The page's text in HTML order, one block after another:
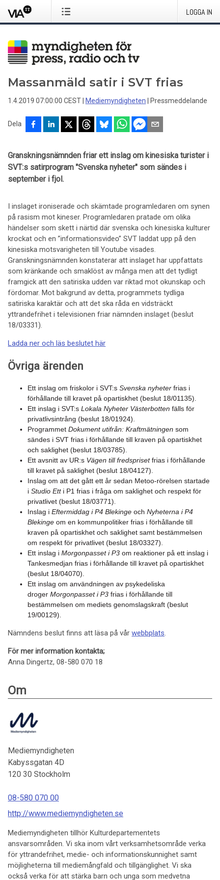
LOGGA IN
Massanmäld satir i SVT frias
1.4.2019 07:00:00 CEST Mediemyndigheten Pressmeddelande
Dela
Granskningsnämnden friar ett inslag om kinesiska turister i
SVT:s satirprogram "Svenska nyheter" som sändes i
september i fjol.
I inslaget ironiserade och skämtade programledaren om synen
på rasism mot kineser. Programledaren pratade om olika
händelser som skett i närtid där svenska och kinesiska kulturer
krockat och en ”informationsvideo” SVT laddat upp på den
kinesiska motsvarigheten till Youtube visades.
Granskningsnämnden konstaterar att inslaget har uppfattats
som kränkande och smaklöst av många men att det tydligt
framgick att den satiriska udden var riktad mot okunskap och
fördomar. Mot bakgrund av detta, programmets tydliga
satiriska karaktär och att det ska råda en vidsträckt
yttrandefrihet i televisionen friar nämnden inslaget (beslut
18/03331).
Ladda ner och läs beslutet här
Övriga ärenden
Ett inslag om friskolor i SVT:s Svenska nyheter frias i
förhållande till kravet på opartiskhet (beslut 18/01135).
Ett inslag i SVT:s Lokala Nyheter Västerbotten fälls för
privatlivsintrång (beslut 18/01924).
Programmet Dokument utifrån: Kraftmätningen som
sändes i SVT frias i förhållande till kraven på opartiskhet
och saklighet (beslut 18/03785).
Ett avsnitt av UR:s Vägen till fredsprisetfrias i förhållande
till kravet på saklighet (beslut 18/04127).
Inslag om att det gått ett år sedan Metoo-rörelsen startade
i Studio Etti P1 frias i fråga om saklighet och respekt för
privatlivet (beslut 18/03771).
Inslag i Eftermiddag i P4 Blekinge och Nyheterna i P4
Blekinge om en kommunpolitiker frias i förhållande till
kraven på opartiskhet och saklighet samt bestämmelsen
om respekt för privatlivet (beslut 18/03327).
Ett inslag i Morgonpasset i P3 om reaktioner på ett inslag i
Tankesmedjan frias i förhållande till kravet på opartiskhet
(beslut 18/04070).
Ett inslag om användningen av psykedeliska
droger Morgonpasset i P3 frias i förhållande till
bestämmelsen om mediets genomslagskraft (beslut
19/00129).
Nämndens beslut finns att läsa på vår webbplats.
För mer information kontakta;
Anna Dingertz, 08-580 070 18
Om
Mediemyndigheten
Kabyssgatan 4D
120 30 Stockholm
08-580 070 00
http://www.mediemyndigheten.se
Mediemyndigheten tillhör Kulturdepartementets
ansvarsområden. Vi ska inom vårt verksamhetsområde verka
för yttrandefrihet, medie- och informationskunnighet samt
möjligheterna till mediemångfald och tillgänglighet. Vi ska
också verka för att stärka barn och unga som medvetna